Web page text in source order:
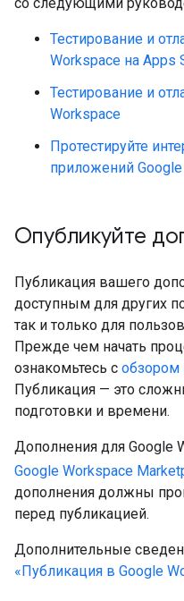
Тестирование и
Workspace на Apps
Тестирование и
Workspace
Протестируйте
приложений Google
Опубликуйте
Публикация вашего
доступным для других
так и только для
Прежде чем начать
ознакомьтесь с обзором
Публикация — это
подготовки и времени.
Дополнения для Google
Google Workspace
дополнения должны
перед публикацией.
Дополнительные
«Публикация в Google